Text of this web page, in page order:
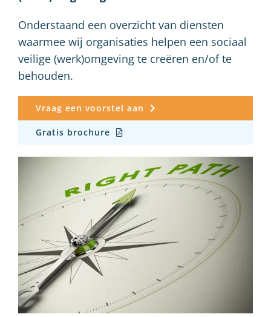
Onderstaand een overzicht van diensten
waarmee wij organisaties helpen een sociaal
veilige (werk)omgeving te creëren en/of te
behouden.
Vraag een voorstel aan
Gratis brochure